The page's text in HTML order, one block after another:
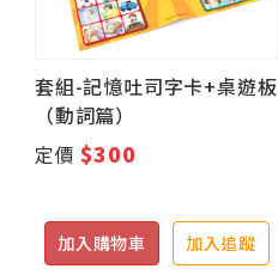
套組-記憶吐司字卡+桌遊板
（動詞篇）
定價$300
加入購物車 加入追蹤